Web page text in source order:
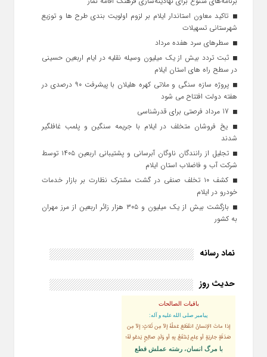
تاکید معاون استاندار ایلام بر لزوم اولویت‌ بندی طرح‌ ها و توزیع
شهرستانی تسهیلات
سطرهای سرد هفده مرداد
ثبت تردد بیش از یک میلیون وسیله نقلیه در ایام اربعین حسینی
در سطح راه‌ های استان ایلام
پروژه سازه سنگی و ملاتی کهره هلیلان با پیشرفت ۹۰ درصدی در
هفته دولت افتتاح می شود
یخ‌ فروشان متخلف در ایلام با جریمه سنگین و پلمب غافلگیر
شدند
تجلیل از رانندگان ناوگان آبرسانی و پشتیبانی اربعین ۱۴۰۵ توسط
شرکت آب و فاضلاب استان ایلام
کشف ۱۰ تخلف صنفی در گشت مشترک نظارت بر بازار خدمات
خودرو در ایلام
بازگشت بیش از یک میلیون و ۳۰۵ هزار زائر اربعین از مرز مهران
به کشور
نماد رسانه
حدیث روز
باقیات الصالحات
پيامبر صلى‏ الله‏ عليه ‏و‏ آله:
إذا ماتَ الإنسانُ انقَطَعَ عَمَلُهُ إلاّ مِن ثَلاثٍ: إلاّ مِن
صَدَقَةٍ جاريَةٍ أو عِلمٍ يُنتَفَعُ بِهِ أو وَلَدٍ صالِحٍ يَدعُو لَهُ؛
با مرگ انسان، رشته عملش قطع